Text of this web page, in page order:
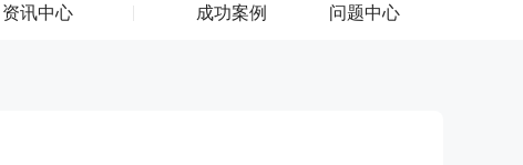
资讯中心 成功案例 问题中心